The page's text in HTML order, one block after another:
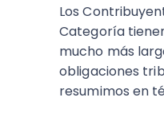
Los
Categoría
mucho más
obligaciones
resumimos en